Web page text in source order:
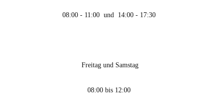
08:00 - 11:00 und 14:00 - 17:30
Freitag und Samstag
08:00 bis 12:00